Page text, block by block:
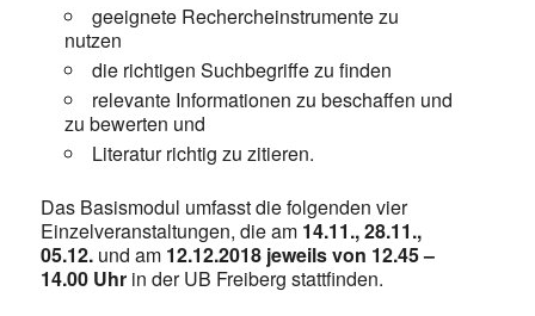
geeignete Rechercheinstrumente zu
nutzen
die richtigen Suchbegriffe zu finden
relevante Informationen zu beschaffen und
zu bewerten und
Literatur richtig zu zitieren.
Das Basismodul umfasst die folgenden vier
Einzelveranstaltungen, die am 14.11., 28.11.,
05.12. und am 12.12.2018 jeweils von 12.45 –
14.00 Uhr in der UB Freiberg stattfinden.